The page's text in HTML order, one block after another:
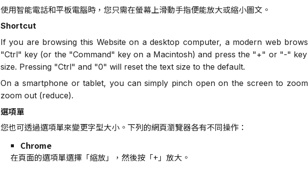
使用智能電話和平板電腦時，您只需在螢幕上滑動手指便能放大或縮小圖文。
Shortcut
If you are browsing this Website on a desktop computer, a modern web
"Ctrl" key (or the "Command" key on a Macintosh) and press the "+" or "-"
size. Pressing "Ctrl" and "0" will reset the text size to the default.
On a smartphone or tablet, you can simply pinch open on the screen to
zoom out (reduce).
選項單
您也可透過選項單來變更字型大小。下列的網頁瀏覽器各有不同操作：
Chrome
在頁面的選項單選擇「縮放」，然後按「+」放大。